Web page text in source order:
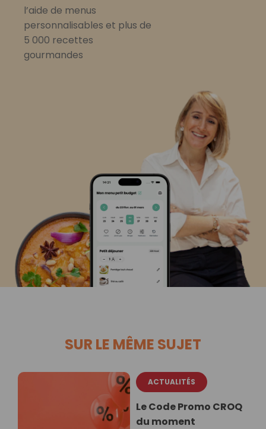
l’aide de menus
personnalisables et plus de
5 000 recettes
gourmandes
SUR LE MÊME SUJET
ACTUALITÉS
Le Code Promo CROQ
du moment